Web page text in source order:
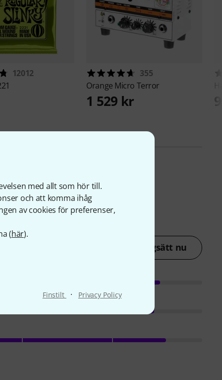
med allt som hör till.
och att komma ihåg
av cookies för preferenser,
(här).
Finstilt · Privacy Policy
12012
355
Orange Micro Terror
1 529 kr
Betygsätt nu